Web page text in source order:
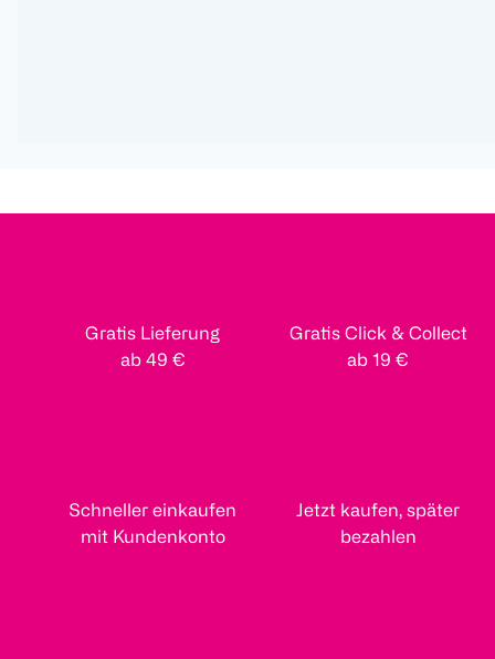
Gratis Lieferung
ab 49 €
Gratis Click & Collect
ab 19 €
Schneller einkaufen
mit Kundenkonto
Jetzt kaufen, später
bezahlen